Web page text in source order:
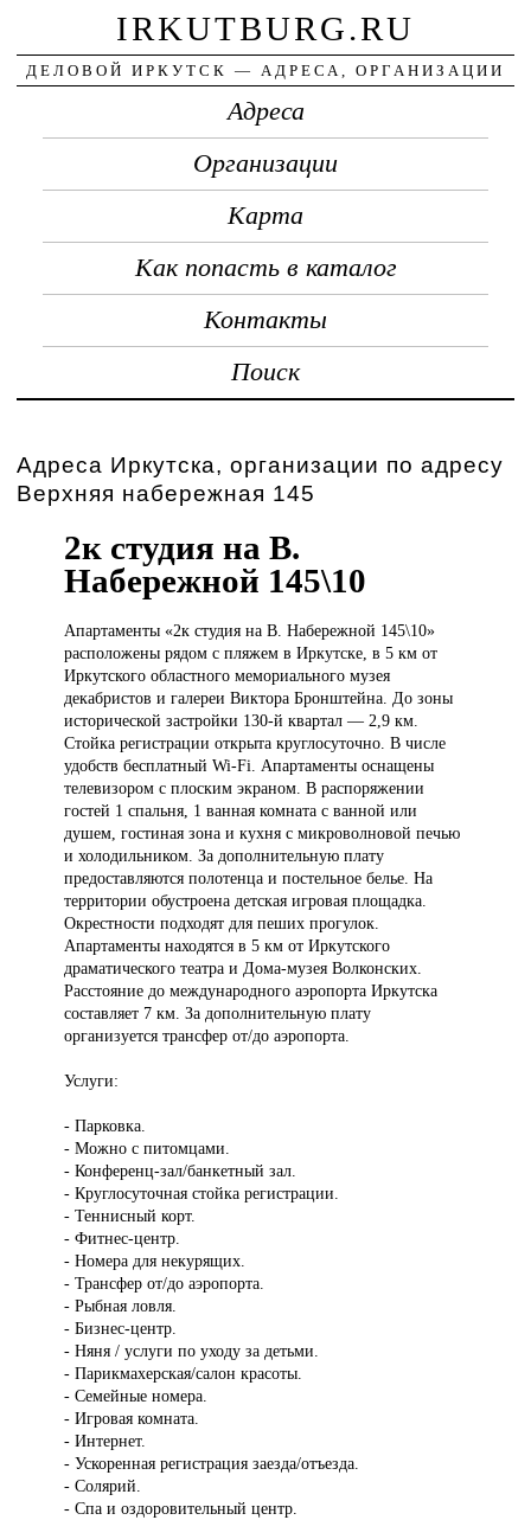
IRKUTBURG.RU
ДЕЛОВОЙ ИРКУТСК — АДРЕСА, ОРГАНИЗАЦИИ
Адреса
Организации
Карта
Как попасть в каталог
Контакты
Поиск
Адреса Иркутска, организации по адресу
Верхняя набережная 145
2к студия на В.
Набережной 145\10
Апартаменты «2кстудия на В. Набережной 145\10»
расположены рядом с пляжем в Иркутске, в 5 км от
Иркутского областного мемориального музея
декабристов и галереи Виктора Бронштейна. До зоны
исторической застройки 130-й квартал — 2,9 км.
Стойка регистрации открыта круглосуточно. В числе
удобств бесплатный Wi-Fi. Апартаменты оснащены
телевизором с плоским экраном. В распоряжении
гостей 1 спальня, 1 ванная комната с ванной или
душем, гостиная зона и кухня с микроволновой печью
и холодильником. За дополнительную плату
предоставляются полотенца и постельное белье. На
территории обустроена детская игровая площадка.
Окрестности подходят для пеших прогулок.
Апартаменты находятся в 5 км от Иркутского
драматического театра и Дома-музея Волконских.
Расстояние до международного аэропорта Иркутска
составляет 7 км. За дополнительную плату
организуется трансфер от/до аэропорта.
Услуги:
- Парковка.
- Можно с питомцами.
- Конференц-зал/банкетный зал.
- Круглосуточная стойка регистрации.
- Теннисный корт.
- Фитнес-центр.
- Номера для некурящих.
- Трансфер от/до аэропорта.
- Рыбная ловля.
- Бизнес-центр.
- Няня / услуги по уходу за детьми.
- Парикмахерская/салон красоты.
- Семейные номера.
- Игровая комната.
- Интернет.
- Ускоренная регистрация заезда/отъезда.
- Солярий.
- Спа и оздоровительный центр.